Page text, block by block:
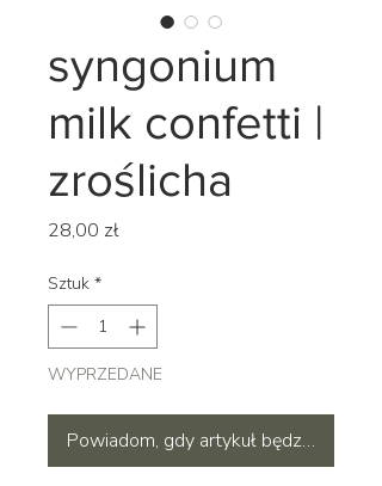
syngonium
milk confetti |
zroślicha
28,00 złCena
Sztuk *
WYPRZEDANE
Powiadom, gdy artykuł będzie